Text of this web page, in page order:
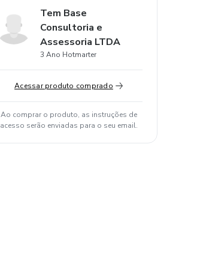
Tem Base
Consultoria e
Assessoria LTDA
3 Ano Hotmarter
Acessar produto comprado
Ao comprar o produto, as instruções de
acesso serão enviadas para o seu email.